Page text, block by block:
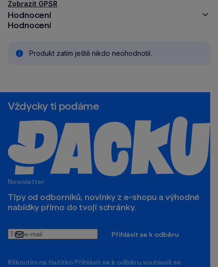
Zobrazit GPSR
Hodnocení
Hodnocení
Produkt zatím ještě nikdo neohodnotil.
Vždycky ti podáme
Newsletter
Tipy od odborníků, novinky z e‑shopu a výhodné
nabídky přímo do tvojí schránky.
Tvůj
e-
Přihlásit se k odběru
Kliknutím na tlačítko Příhlásit se k odběru souhlasíš se